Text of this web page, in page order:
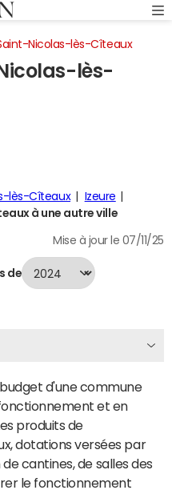
Nicolas-lès-Cîteaux
lès-
lès-Cîteaux
Izeure
à une autre ville
Mise à jour le 07/11/25
de
d'une commune
et en
produits de
dotations versées par
cantines, de salles des
le fonctionnement